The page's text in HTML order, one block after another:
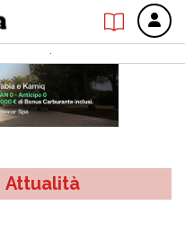
Attualità